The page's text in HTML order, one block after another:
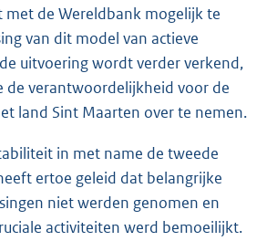
met de Wereldbank mogelijk te
van dit model van actieve
uitvoering wordt verder verkend,
de verantwoordelijkheid voor de
land Sint Maarten over te nemen.
in met name de tweede
ertoe geleid dat belangrijke
niet werden genomen en
activiteiten werd bemoeilijkt.